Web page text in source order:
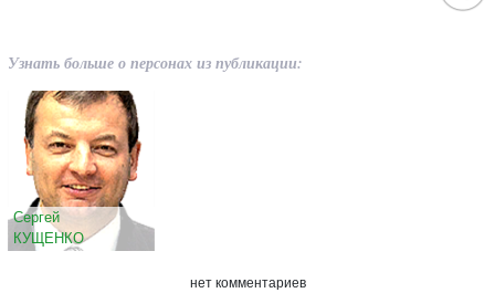
Узнать больше о персонах из публикации:
Сергей
КУЩЕНКО
нет комментариев